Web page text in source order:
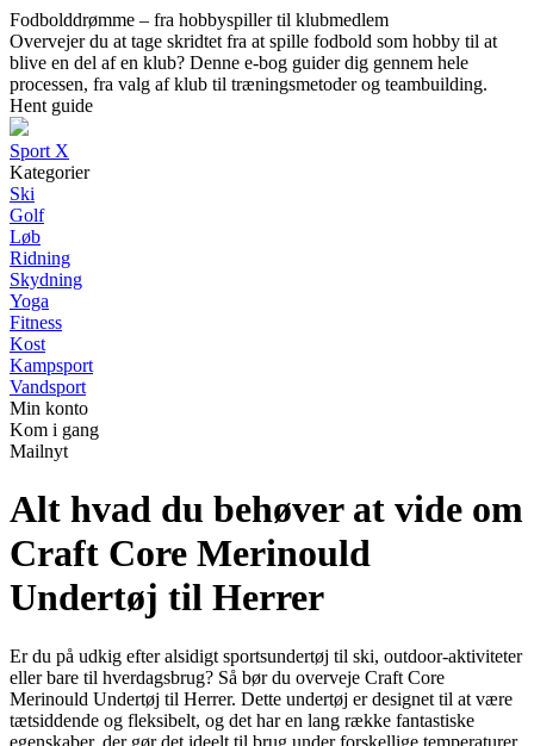
Fodbolddrømme – fra hobbyspiller til klubmedlem
Overvejer du at tage skridtet fra at spille fodbold som hobby til at
blive en del af en klub? Denne e-bog guider dig gennem hele
processen, fra valg af klub til træningsmetoder og teambuilding.
Hent guide
Sport X
Kategorier
Ski
Golf
Løb
Ridning
Skydning
Yoga
Fitness
Kost
Kampsport
Vandsport
Min konto
Kom i gang
Mailnyt
Alt hvad du behøver at vide om
Craft Core Merinould
Undertøj til Herrer
Er du på udkig efter alsidigt sportsundertøj til ski, outdoor-aktiviteter
eller bare til hverdagsbrug? Så bør du overveje Craft Core
Merinould Undertøj til Herrer. Dette undertøj er designet til at være
tætsiddende og fleksibelt, og det har en lang række fantastiske
egenskaber, der gør det ideelt til brug under forskellige temperaturer